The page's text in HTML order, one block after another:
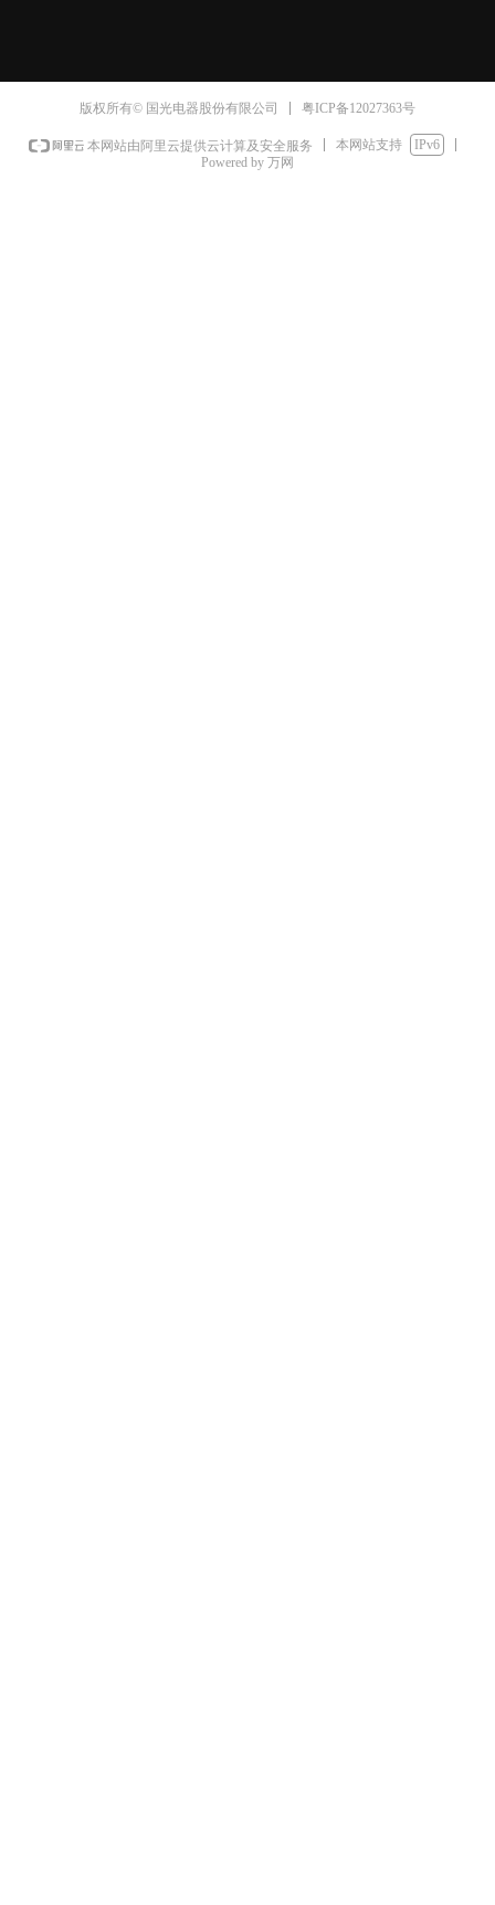
版权所有© 国光电器股份有限公司 粤ICP备12027363号
本网站由阿里云提供云计算及安全服务 本网站支持
IPv6
Powered by 万网